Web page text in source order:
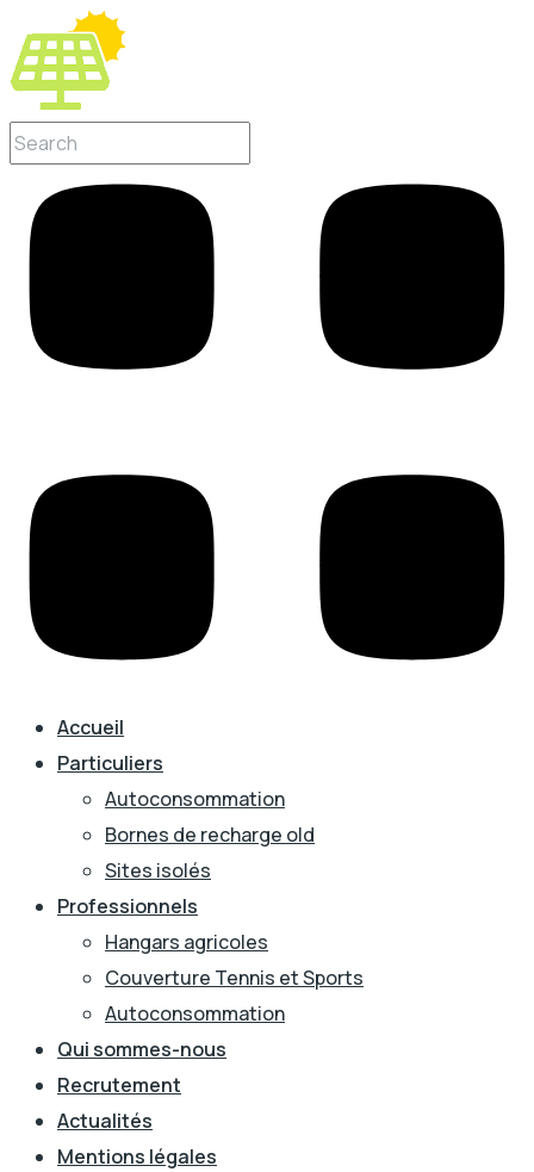
Accueil
Particuliers
Autoconsommation
Bornes de recharge old
Sites isolés
Professionnels
Hangars agricoles
Couverture Tennis et Sports
Autoconsommation
Qui sommes-nous
Recrutement
Actualités
Mentions légales